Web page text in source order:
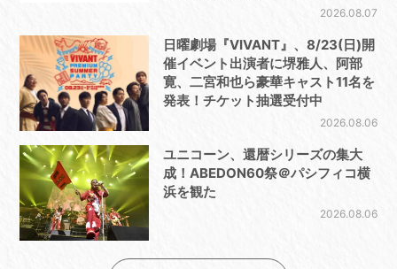
2026.08.07
日曜劇場『VIVANT』、8/23(日)開
催イベント出演者に堺雅人、阿部
寛、二宮和也ら豪華キャスト11名を
発表！チケット抽選受付中
2026.08.06
ユニコーン、還暦シリーズの集大
成！ABEDON60祭＠パシフィコ横
浜を観た
2026.08.06